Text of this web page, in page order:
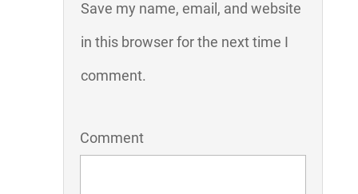
Save my name, email, and website
in this browser for the next time I
comment.
Comment